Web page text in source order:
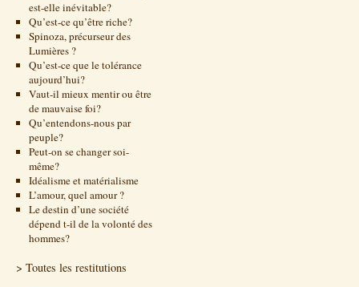
est-elle inévitable?
Qu’est-ce qu’être riche?
Spinoza, précurseur des
Lumières ?
Qu’est-ce que le tolérance
aujourd’hui?
Vaut-il mieux mentir ou être
de mauvaise foi?
Qu’entendons-nous par
peuple?
Peut-on se changer soi-
même?
Idéalisme et matérialisme
L’amour, quel amour ?
Le destin d’une société
dépend t-il de la volonté des
hommes?
> Toutes les restitutions